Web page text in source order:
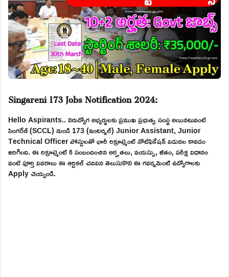
Singareni 173 Jobs Notification 2024:
Hello Aspirants.. నిరుద్యోగ అభ్యర్థులకు ప్రముఖ ప్రభుత్వ సంస్థ అయినటువంటి
సింగరేణి (SCCL) నుండి 173 (ఇంటర్నల్) Junior Assistant, Junior
Technical Officer పోస్టులతో భారీ రిక్రూట్మెంట్ నోటిఫికేషన్ విడుదల కావడం
జరిగింది. ఈ రిక్రూట్మెంట్ కి సంబందించిన అర్హతలు, వయస్సు, జీతం, పరీక్ష విధానం
వంటి పూర్తి వివరాలు ఈ ఆర్టికల్ చదివిన తెలుసుకొని ఈ గవర్నమెంట్ ఉద్యోగాలకు
Apply చెయ్యండి.